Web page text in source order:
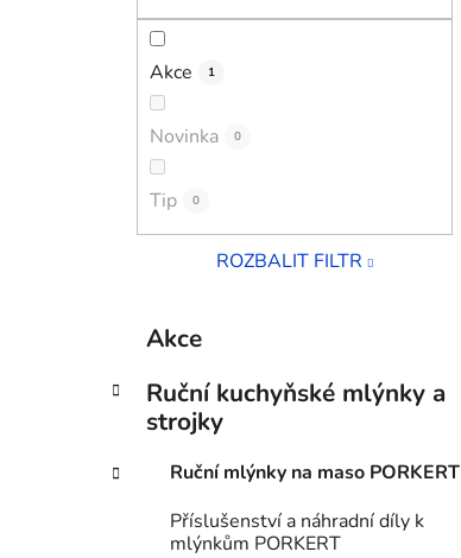
Akce 1
Novinka 0
Tip 0
ROZBALIT FILTR
Přeskočit
kategorie
e
r
Akce
Ruční kuchyňské mlýnky a
strojky
Ruční mlýnky na maso PORKERT
Příslušenství a náhradní díly k
mlýnkům PORKERT